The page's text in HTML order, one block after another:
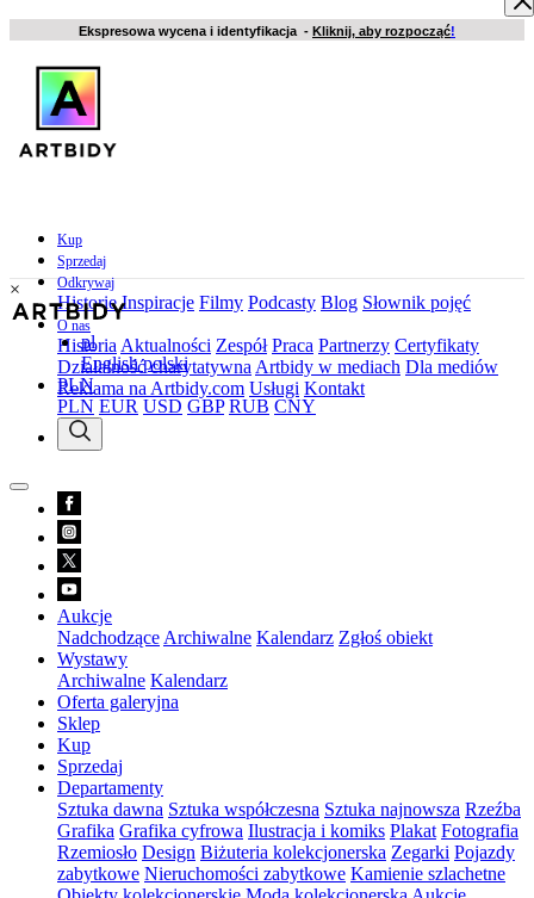
Ekspresowa wycena i identyfikacja - Kliknij, aby rozpocząć!
Kup
Sprzedaj
Odkrywaj
Historie Inspiracje Filmy Podcasty Blog Słownik pojęć
O nas
Historia Aktualności Zespół Praca Partnerzy Certyfikaty
Działalność charytatywna Artbidy w mediach Dla mediów
Reklama na Artbidy.com Usługi Kontakt
×
pl
Englishpolski
PLN
PLN EUR USD GBP RUB CNY
Aukcje
Nadchodzące Archiwalne Kalendarz Zgłoś obiekt
Wystawy
Archiwalne Kalendarz
Oferta galeryjna
Sklep
Kup
Sprzedaj
Departamenty
Sztuka dawna Sztuka współczesna Sztuka najnowsza Rzeźba
Grafika Grafika cyfrowa Ilustracja i komiks Plakat Fotografia
Rzemiosło Design Biżuteria kolekcjonerska Zegarki Pojazdy
zabytkowe Nieruchomości zabytkowe Kamienie szlachetne